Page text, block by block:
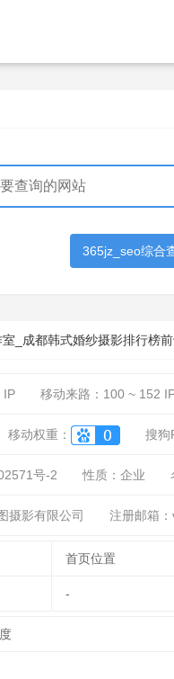
365jz_seo综合
_成都韩式婚纱摄影排行榜前
IP 移动来路： 100 ~ 152
移动权重： 搜狗
号-2 性质： 企业
摄影有限公司 注册邮箱
首页位置
-